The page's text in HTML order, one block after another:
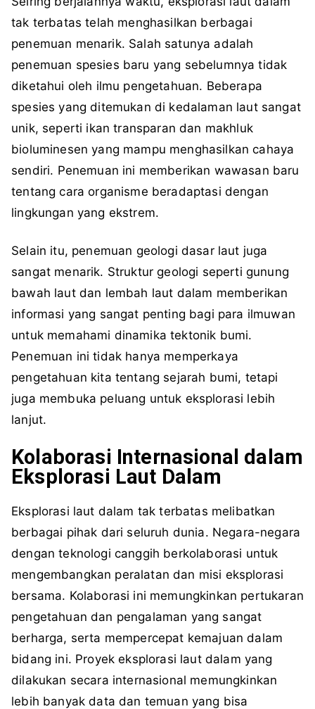
tak terbatas telah menghasilkan berbagai
penemuan menarik. Salah satunya adalah
penemuan spesies baru yang sebelumnya tidak
diketahui oleh ilmu pengetahuan. Beberapa
spesies yang ditemukan di kedalaman laut sangat
unik, seperti ikan transparan dan makhluk
bioluminesen yang mampu menghasilkan cahaya
sendiri. Penemuan ini memberikan wawasan baru
tentang cara organisme beradaptasi dengan
lingkungan yang ekstrem.
Selain itu, penemuan geologi dasar laut juga
sangat menarik. Struktur geologi seperti gunung
bawah laut dan lembah laut dalam memberikan
informasi yang sangat penting bagi para ilmuwan
untuk memahami dinamika tektonik bumi.
Penemuan ini tidak hanya memperkaya
pengetahuan kita tentang sejarah bumi, tetapi
juga membuka peluang untuk eksplorasi lebih
lanjut.
Kolaborasi Internasional dalam
Eksplorasi Laut Dalam
Eksplorasi laut dalam tak terbatas melibatkan
berbagai pihak dari seluruh dunia. Negara-negara
dengan teknologi canggih berkolaborasi untuk
mengembangkan peralatan dan misi eksplorasi
bersama. Kolaborasi ini memungkinkan pertukaran
pengetahuan dan pengalaman yang sangat
berharga, serta mempercepat kemajuan dalam
bidang ini. Proyek eksplorasi laut dalam yang
dilakukan secara internasional memungkinkan
lebih banyak data dan temuan yang bisa